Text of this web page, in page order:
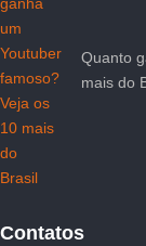
Quanto
mais do
Contatos